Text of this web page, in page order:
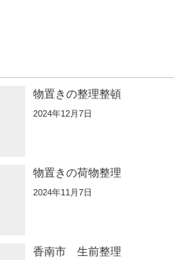
物置きの整理整頓
2024年12月7日
物置きの荷物整理
2024年11月7日
香南市 生前整理